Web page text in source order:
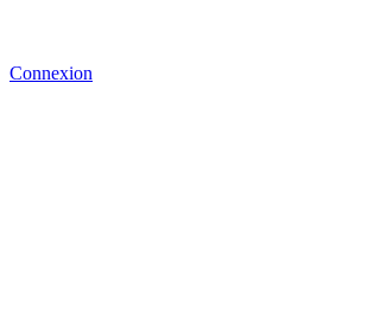
Connexion